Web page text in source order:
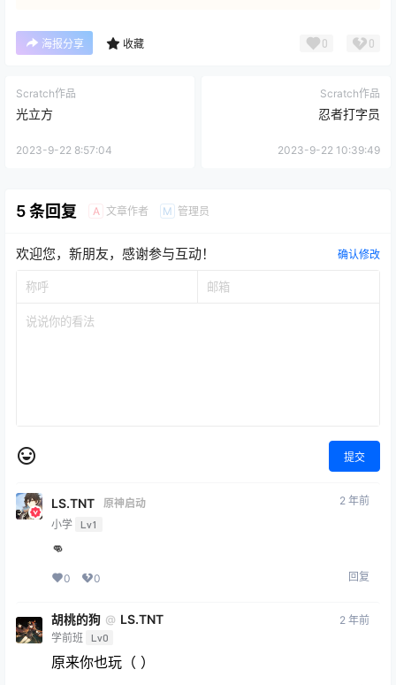
海报分享 收藏 0 0
Scratch作品
光立方
2023-9-22 8:57:04
Scratch作品
忍者打字员
2023-9-22 10:39:49
5 条回复 A 文章作者 M 管理员
欢迎您，新朋友，感谢参与互动！ 确认修改
提交
LS.TNT
原神启动
小学 Lv1
2 年前
👊
0 0 回复
胡桃的狗 @ LS.TNT
学前班 Lv0
2 年前
原来你也玩（ ）